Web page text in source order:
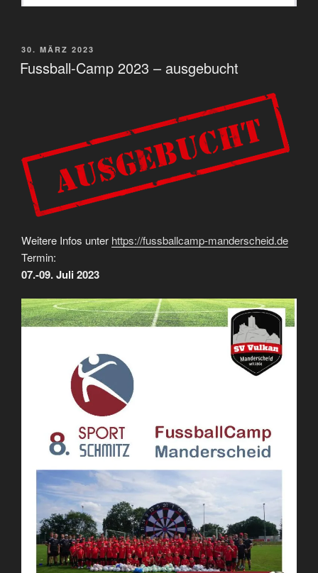
VERÖFFENTLICHT
AM
30. MÄRZ 2023
Fussball-Camp 2023 – ausgebucht
Weitere Infos unter https://fussballcamp-manderscheid.de
Termin:
07.-09. Juli 2023